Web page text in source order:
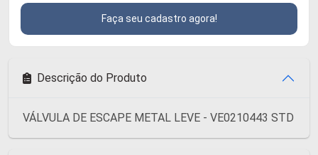
Faça seu cadastro agora!
Descrição do Produto
VÁLVULA DE ESCAPE METAL LEVE - VE0210443 STD